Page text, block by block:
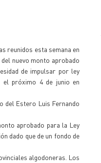
reunidos esta semana en
nuevo monto aprobado
de impulsar por ley
el próximo 4 de junio en
del Estero Luis Fernando
aprobado para la Ley
dado que de un fondo de
algodoneras. Los